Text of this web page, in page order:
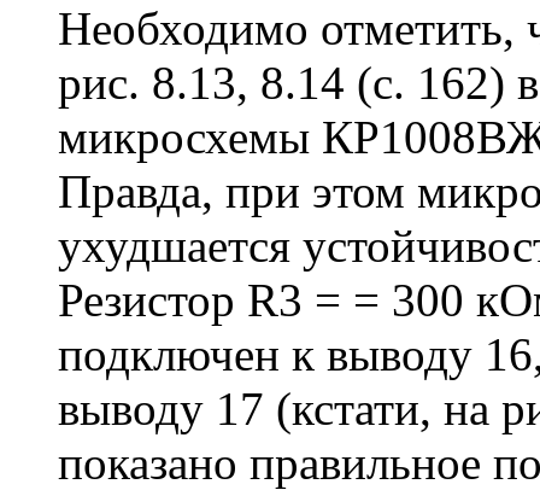
Необходимо отметить,
рис. 8.13, 8.14 (с. 162)
микросхемы
Правда, при этом
ухудшается
Резистор R3 = = 300
подключен к выводу
выводу 17 (кстати, на
показано правильное